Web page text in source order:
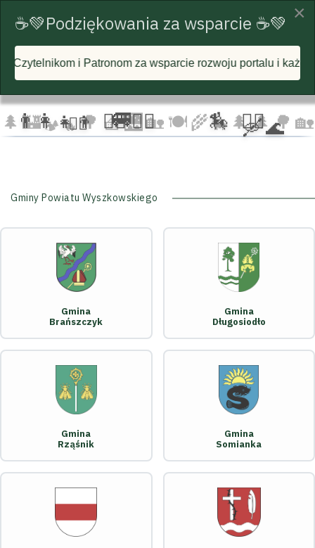
☁️ 🦅
☁️
🦅 🦅 ☁️
🌲 🏰🏕️ 🔥 🌳 🧺🌉🏡 🍽️🌾🐄 🌲 🌲🌳 🏡
🚐 🚴‍♂️
🏇 🛶 🌊
🚴‍♀️ 🏃‍♂️ 🏃‍♀️
Gminy Powiatu Wyszkowskiego
Gmina
Brańszczyk
Gmina
Długosiodło
Gmina
Rząśnik
Gmina
Somianka
×
☕💚Podziękowania za wsparcie ☕💚
za wsparcie rozwoju portalu i każdą postawioną